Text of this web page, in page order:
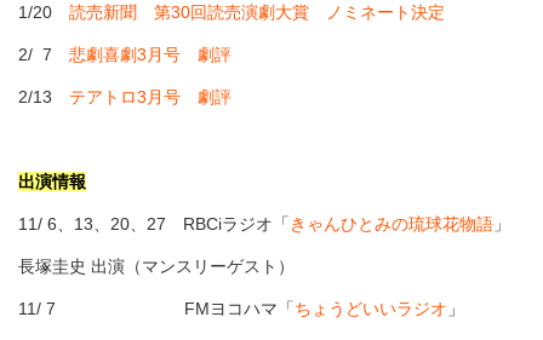
1/20 読売新聞 第30回読売演劇大賞 ノミネート決定
2/ 7 悲劇喜劇3月号 劇評
2/13 テアトロ3月号 劇評
出演情報
11/ 6、13、20、27 RBCiラジオ「 きゃんひとみの琉球花物語 」
長塚圭史 出演（マンスリーゲスト）
11/ 7 FMヨコハマ「ちょうどいいラジオ 」